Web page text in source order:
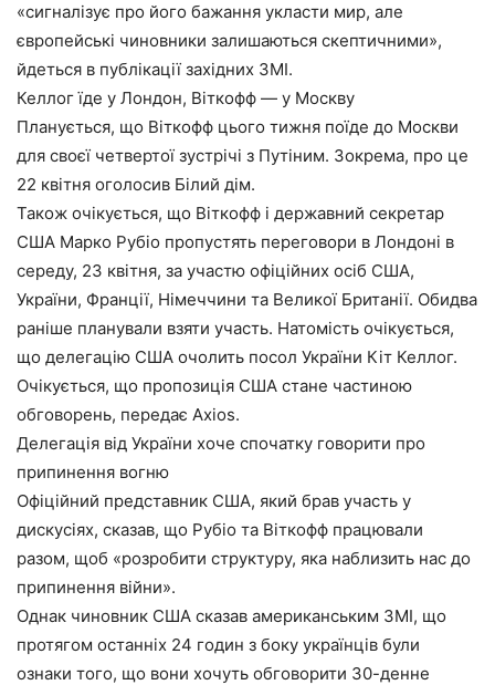
«сигналізує про його бажання укласти мир, але
європейські чиновники залишаються скептичними»,
йдеться в публікації західних ЗМІ.
Келлог їде у Лондон, Віткофф — у Москву
Планується, що Віткофф цього тижня поїде до Москви
для своєї четвертої зустрічі з Путіним. Зокрема, про це
22 квітня оголосив Білий дім.
Також очікується, що Віткофф і державний секретар
США Марко Рубіо пропустять переговори в Лондоні в
середу, 23 квітня, за участю офіційних осіб США,
України, Франції, Німеччини та Великої Британії. Обидва
раніше планували взяти участь. Натомість очікується,
що делегацію США очолить посол України Кіт Келлог.
Очікується, що пропозиція США стане частиною
обговорень, передає Axios.
Делегація від України хоче спочатку говорити про
припинення вогню
Офіційний представник США, який брав участь у
дискусіях, сказав, що Рубіо та Віткофф працювали
разом, щоб «розробити структуру, яка наблизить нас до
припинення війни».
Однак чиновник США сказав американським ЗМІ, що
протягом останніх 24 годин з боку українців були
ознаки того, що вони хочуть обговорити 30-денне